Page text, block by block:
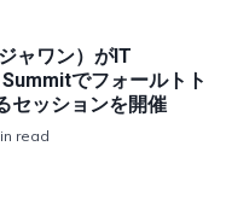
ャワン）がIT
でフォールトト
セッションを開催
read